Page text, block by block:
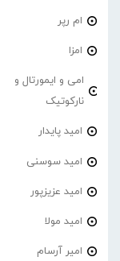
ام رپر
امزا
امی و ایمورتال و
نارکوتیک
امید پایدار
امید سوسنی
امید عزیزپور
امید مولا
امیر آرسام